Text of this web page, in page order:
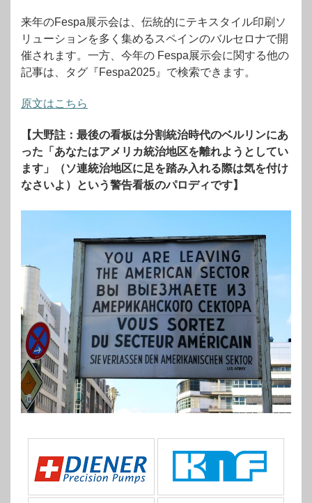
来年のFespa展示会は、伝統的にテキスタイル印刷ソ
リューションを多く集めるスペインのバルセロナで開
催されます。一方、今年の Fespa展示会に関する他の
記事は、タグ『Fespa2025』で検索できます。
原文はこちら
【大野註：最後の看板は分割統治時代のベルリンにあ
った「あなたはアメリカ統治地区を離れようとしてい
ます」（ソ連統治地区に足を踏み入れる際は気を付け
なさいよ）という警告看板のパロディです】